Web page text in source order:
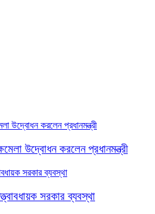
উদ্বোধন করলেন প্রধানমন্ত্রী
সরকার ব্যবস্থা